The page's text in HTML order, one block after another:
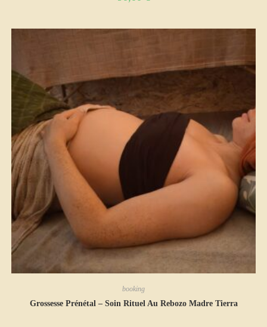
booking
Grossesse Prénétal – Soin Rituel Au Rebozo Madre Tierra